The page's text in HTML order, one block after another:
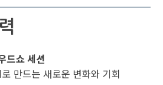
드쇼 세션
만드는 새로운 변화와 기회